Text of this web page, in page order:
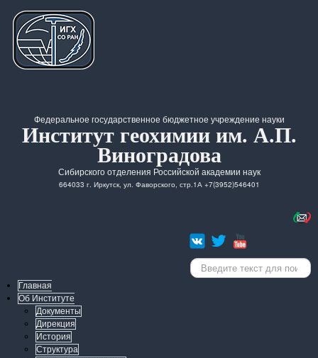
Федеральное государственное бюджетное учреждение науки
Институт геохимии им. А.П.
Виноградова
Сибирского отделения Российской академии наук
664033 г. Иркутск, ул. Фаворского, стр.1А +7(3952)546401
Искать...
Главная
Об Институте
Документы
Дирекция
История
Структура